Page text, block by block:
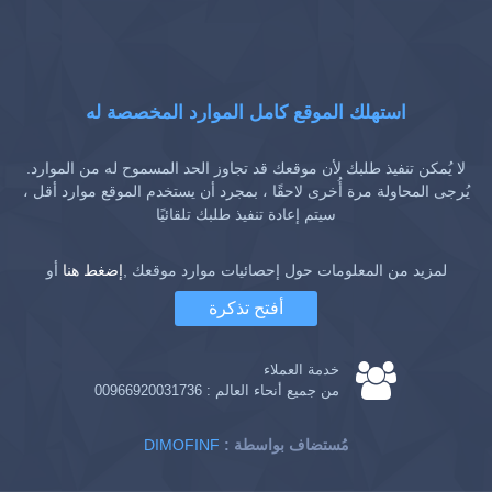
استهلك الموقع كامل الموارد المخصصة له
لا يُمكن تنفيذ طلبك لأن موقعك قد تجاوز الحد المسموح له من الموارد.
يُرجى المحاولة مرة أُخرى لاحقًا ، بمجرد أن يستخدم الموقع موارد أقل ،
سيتم إعادة تنفيذ طلبك تلقائيًا
لمزيد من المعلومات حول إحصائيات موارد موقعك ,إضغط هنا أو
أفتح تذكرة
خدمة العملاء
من جميع أنحاء العالم : 00966920031736
DIMOFINF : مُستضاف بواسطة